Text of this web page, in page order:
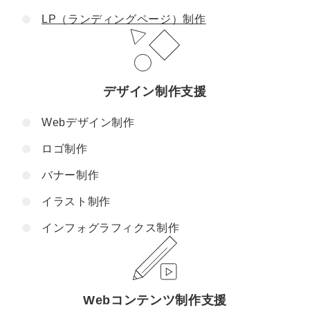
LP（ランディングページ）制作
デザイン制作支援
Webデザイン制作
ロゴ制作
バナー制作
イラスト制作
インフォグラフィクス制作
Webコンテンツ制作支援